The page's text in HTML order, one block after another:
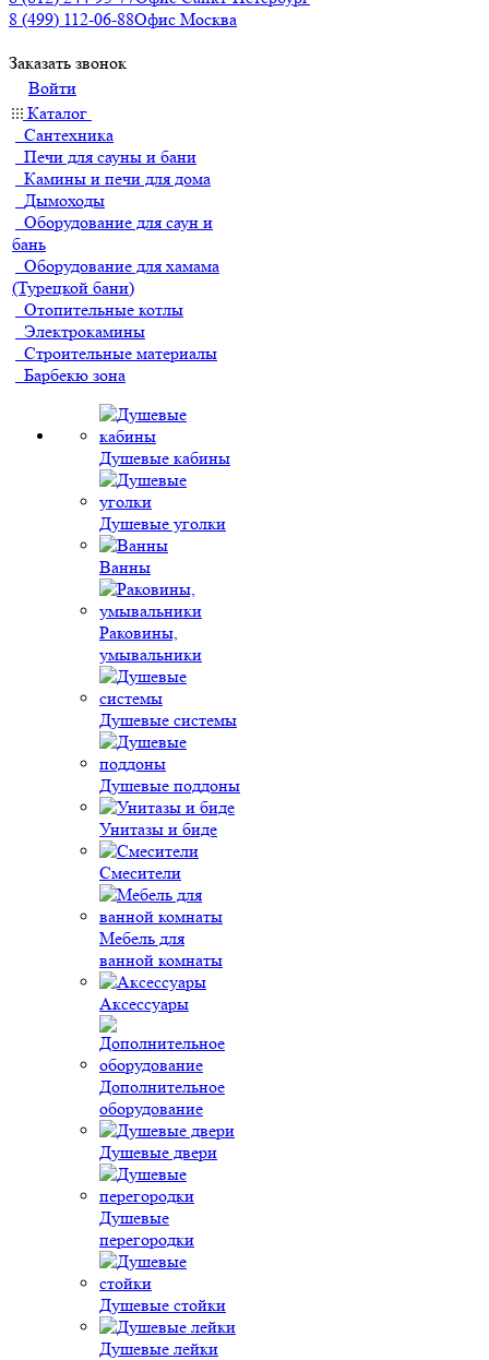
8 (499) 112-06-88Офис Москва
Заказать звонок
Войти
Каталог
Сантехника
Печи для сауны и бани
Камины и печи для дома
Дымоходы
Оборудование для саун и
бань
Оборудование для хамама
(Турецкой бани)
Отопительные котлы
Электрокамины
Строительные материалы
Барбекю зона
Душевые кабины
Душевые уголки
Ванны
Раковины,
умывальники
Душевые системы
Душевые поддоны
Унитазы и биде
Смесители
Мебель для
ванной комнаты
Аксессуары
Дополнительное
оборудование
Душевые двери
Душевые
перегородки
Душевые стойки
Душевые лейки